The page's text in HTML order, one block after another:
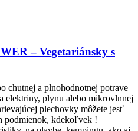
– Vegetariánsky s
chutnej a plnohodnotnej potrave
elektriny, plynu alebo mikrovlnnej
plechovky môžete jesť
podmienok, kdekoľvek !